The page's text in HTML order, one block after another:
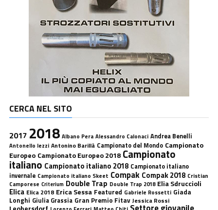
CERCA NEL SITO
2017 2018 Albano Pera Alessandro Calonaci Andrea Benelli
Antonello Iezzi Antonino Barillà Campionato del Mondo Campionato
Europeo Campionato Europeo 2018 Campionato
italiano Campionato italiano 2018 Campionato italiano
invernale Campionato italiano Skeet Compak Compak 2018 Cristian
Camporese Criterium Double Trap Double Trap 2018 Elia Sdruccioli
Elica Elica 2018 Erica Sessa Featured Gabriele Rossetti Giada
Longhi Giulia Grassia Gran Premio Fitav Jessica Rossi